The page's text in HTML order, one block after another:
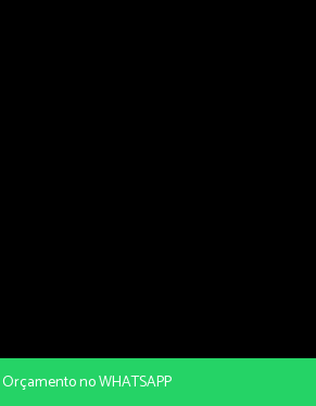
Orçamento no WHATSAPP